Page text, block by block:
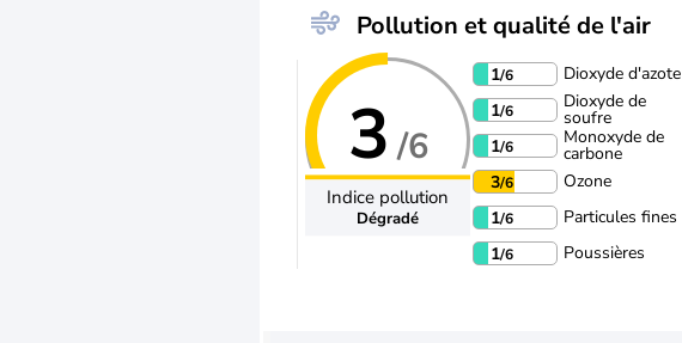
Pollution et qualité de l'air
3 /6
Indice pollution
Dégradé
1/6
Dioxyde d'azote
1/6 Dioxyde de
soufre
1/6 Monoxyde de
carbone
3/6
Ozone
1/6
Particules fines
1/6 Poussières